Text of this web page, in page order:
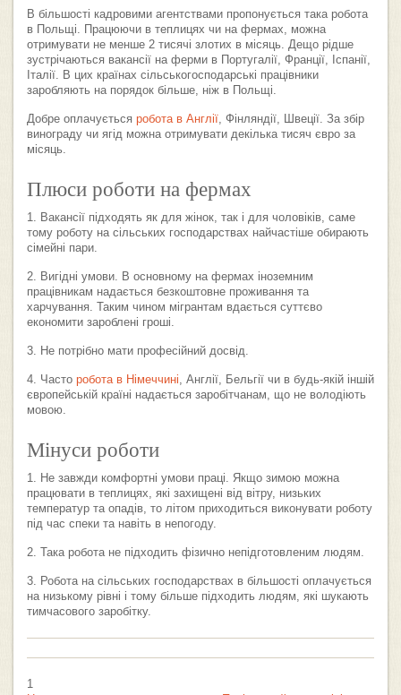
В більшості кадровими агентствами пропонується така робота
в Польщі. Працюючи в теплицях чи на фермах, можна
отримувати не менше 2 тисячі злотих в місяць. Дещо рідше
зустрічаються вакансії на ферми в Португалії, Франції, Іспанії,
Італії. В цих країнах сільськогосподарські працівники
заробляють на порядок більше, ніж в Польщі.
Добре оплачується робота в Англії, Фінляндії, Швеції. За збір
винограду чи ягід можна отримувати декілька тисяч євро за
місяць.
Плюси роботи на фермах
1. Вакансії підходять як для жінок, так і для чоловіків, саме
тому роботу на сільських господарствах найчастіше обирають
сімейні пари.
2. Вигідні умови. В основному на фермах іноземним
працівникам надається безкоштовне проживання та
харчування. Таким чином мігрантам вдається суттєво
економити зароблені гроші.
3. Не потрібно мати професійний досвід.
4. Часто робота в Німеччині, Англії, Бельгії чи в будь-якій іншій
європейській країні надається заробітчанам, що не володіють
мовою.
Мінуси роботи
1. Не завжди комфортні умови праці. Якщо зимою можна
працювати в теплицях, які захищені від вітру, низьких
температур та опадів, то літом приходиться виконувати роботу
під час спеки та навіть в непогоду.
2. Така робота не підходить фізично непідготовленим людям.
3. Робота на сільських господарствах в більшості оплачується
на низькому рівні і тому більше підходить людям, які шукають
тимчасового заробітку.
1